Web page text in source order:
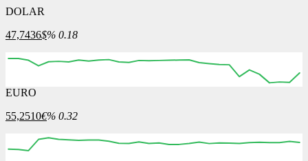
DOLAR
47,7436$% 0.18
12:00
EURO
55,2510€% 0.32